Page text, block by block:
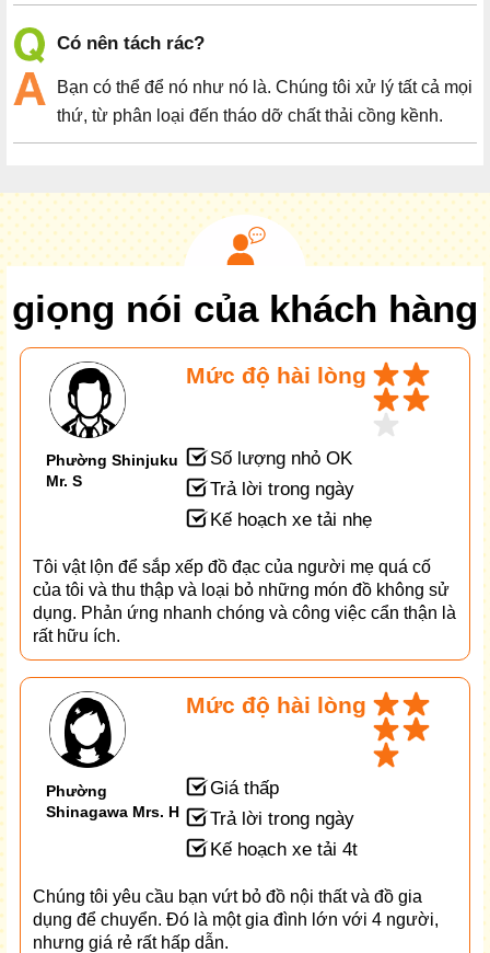
Có nên tách rác?
Bạn có thể để nó như nó là. Chúng tôi xử lý tất cả mọi
thứ, từ phân loại đến tháo dỡ chất thải cồng kềnh.
giọng nói của khách hàng
Phường Shinjuku
Mr. S
Mức độ hài lòng
Số lượng nhỏ OK
Trả lời trong ngày
Kế hoạch xe tải nhẹ
Tôi vật lộn để sắp xếp đồ đạc của người mẹ quá cố
của tôi và thu thập và loại bỏ những món đồ không sử
dụng. Phản ứng nhanh chóng và công việc cẩn thận là
rất hữu ích.
Phường
Shinagawa Mrs. H
Mức độ hài lòng
Giá thấp
Trả lời trong ngày
Kế hoạch xe tải 4t
Chúng tôi yêu cầu bạn vứt bỏ đồ nội thất và đồ gia
dụng để chuyển. Đó là một gia đình lớn với 4 người,
nhưng giá rẻ rất hấp dẫn.